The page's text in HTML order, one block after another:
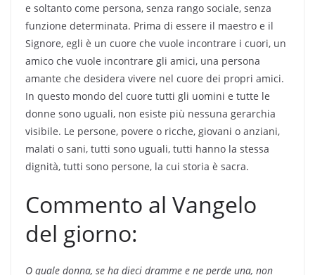
e soltanto come persona, senza rango sociale, senza
funzione determinata. Prima di essere il maestro e il
Signore, egli è un cuore che vuole incontrare i cuori, un
amico che vuole incontrare gli amici, una persona
amante che desidera vivere nel cuore dei propri amici.
In questo mondo del cuore tutti gli uomini e tutte le
donne sono uguali, non esiste più nessuna gerarchia
visibile. Le persone, povere o ricche, giovani o anziani,
malati o sani, tutti sono uguali, tutti hanno la stessa
dignità, tutti sono persone, la cui storia è sacra.
Commento al Vangelo
del giorno:
O quale donna, se ha dieci dramme e ne perde una, non